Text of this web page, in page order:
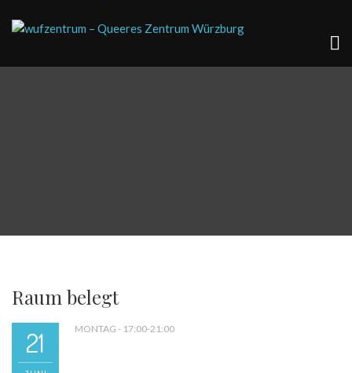
Raum belegt
21 MONTAG - 17:00-21:00